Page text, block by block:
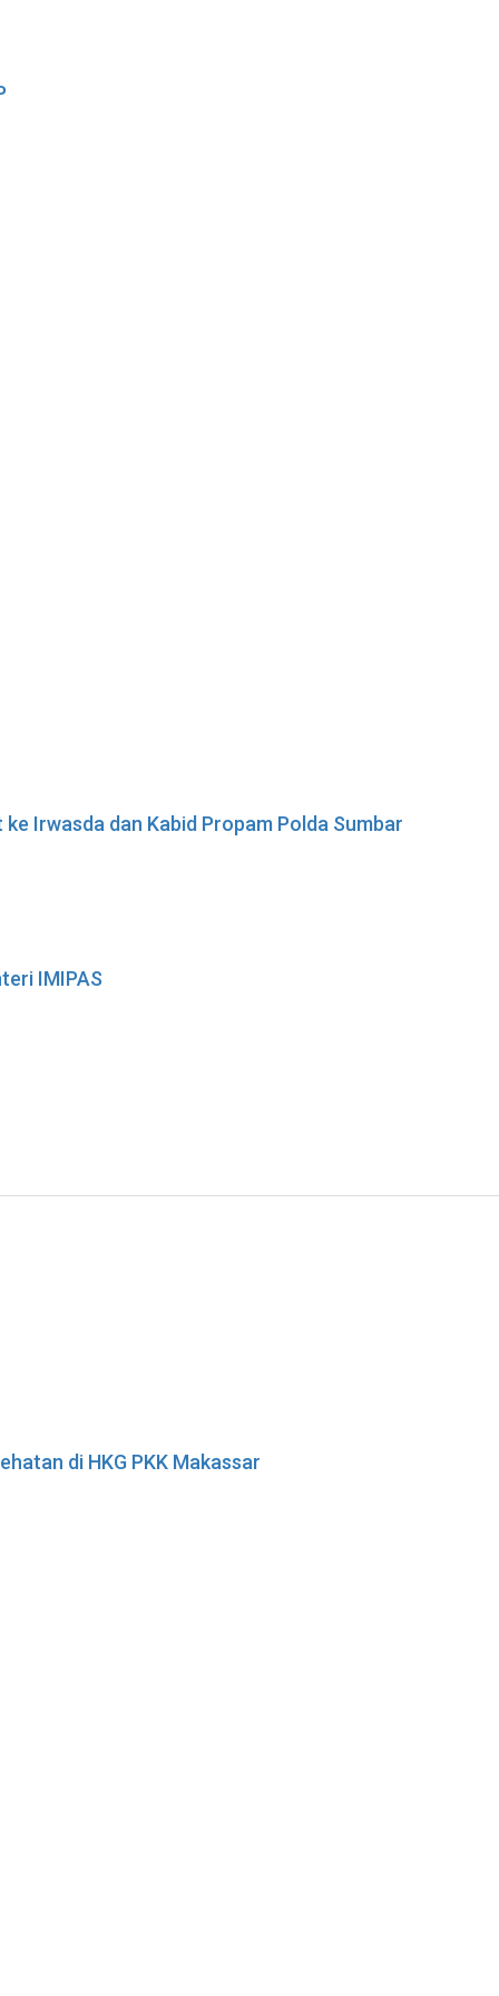
Irwasda dan Kabid Propam Polda Sumbar
IMIPAS
di HKG PKK Makassar